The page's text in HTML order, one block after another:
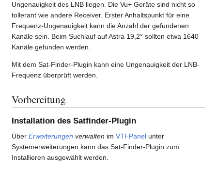
Ungenauigkeit des LNB liegen. Die Vu+ Geräte sind nicht so
tollerant wie andere Receiver. Erster Anhaltspunkt für eine
Frequenz-Ungenauigkeit kann die Anzahl der gefundenen
Kanäle sein. Beim Suchlauf auf Astra 19,2° sollten etwa 1640
Kanäle gefunden werden.
Mit dem Sat-Finder-Plugin kann eine Ungenauigkeit der LNB-
Frequenz überprüft werden.
Vorbereitung
Installation des Satfinder-Plugin
Über Erweiterungen verwalten im VTI-Panel unter
Systemerweiterungen kann das Sat-Finder-Plugin zum
Installieren ausgewählt werden.